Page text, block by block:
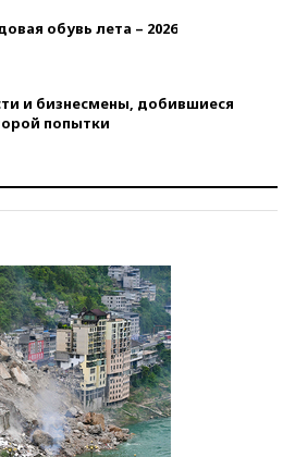
обувь лета – 2026
и бизнесмены, добившиеся
попытки